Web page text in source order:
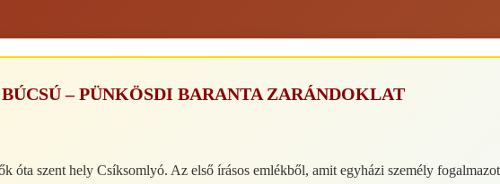
– PÜNKÖSDI BARANTA ZARÁNDOKLAT
óta szent hely Csíksomlyó. Az első írásos emlékből, amit egyházi személy